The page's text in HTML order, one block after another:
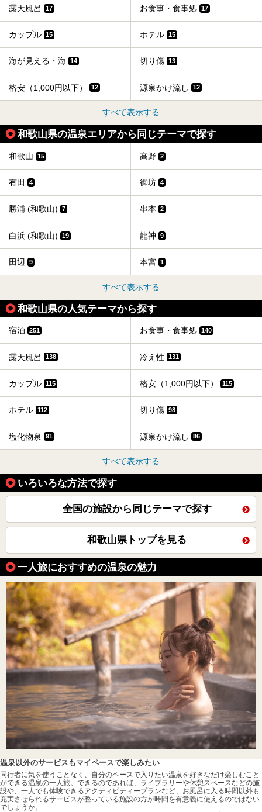
露天風呂 17 お食事・食事処 17
カップル 15 ホテル 15
海が見える・海 14 切り傷 13
格安（1,000円以下） 12 源泉かけ流し 12
すべて表示する
和歌山県の温泉エリアから同じテーマで探す
和歌山 15 高野 2
有田 4 御坊 4
勝浦 (和歌山) 7 串本 2
白浜 (和歌山) 19 龍神 9
田辺 9 本宮 1
すべて表示する
和歌山県の人気テーマから探す
宿泊 251 お食事・食事処 140
露天風呂 138 冷え性 131
カップル 115 格安（1,000円以下） 115
ホテル 112 切り傷 98
塩化物泉 91 源泉かけ流し 86
すべて表示する
いろいろな方法で探す
全国の施設から同じテーマで探す
和歌山県トップを見る
一人旅におすすめの温泉の魅力
温泉以外のサービスもマイペースで楽しみたい
同行者に気を使うことなく、自分のペースで入りたい温泉を好きなだけ楽しむこと
ができる温泉の一人旅。できるのであれば、ライブラリーや休憩スペースなどの施
設や、一人でも体験できるアクティビティープランなど、お風呂に入る時間以外も
充実させられるサービスが整っている施設の方が時間を有意義に使えるのではない
でしょうか。